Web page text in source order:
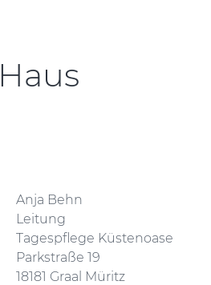
Anja Behn
Leitung
Tagespflege Küstenoase
Parkstraße 19
18181 Graal Müritz